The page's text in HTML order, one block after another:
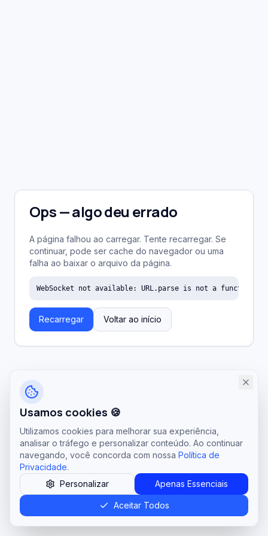
Ops — algo deu errado
A página falhou ao carregar. Tente recarregar. Se
continuar, pode ser cache do navegador ou uma
falha ao baixar o arquivo da página.
WebSocket not available: URL.parse is not a function
Recarregar Voltar ao início
Usamos cookies 🍪
Utilizamos cookies para melhorar sua experiência,
analisar o tráfego e personalizar conteúdo. Ao continuar
navegando, você concorda com nossa Política de
Privacidade.
Personalizar
Apenas Essenciais
Aceitar Todos